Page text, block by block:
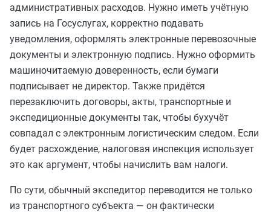
административных расходов. Нужно иметь учётную
запись на Госуслугах, корректно подавать
уведомления, оформлять электронные перевозочные
документы и электронную подпись. Нужно оформить
машиночитаемую доверенность, если бумаги
подписывает не директор. Также придётся
перезаключить договоры, акты, транспортные и
экспедиционные документы так, чтобы бухучёт
совпадал с электронным логистическим следом. Если
будет расхождение, налоговая инспекция использует
это как аргумент, чтобы начислить вам налоги.
По сути, обычный экспедитор переводится не только
из транспортного субъекта — он фактически